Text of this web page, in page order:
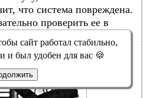
что система повреждена.
проверить ее в
сайт работал стабильно,
и был удобен для вас 🍪